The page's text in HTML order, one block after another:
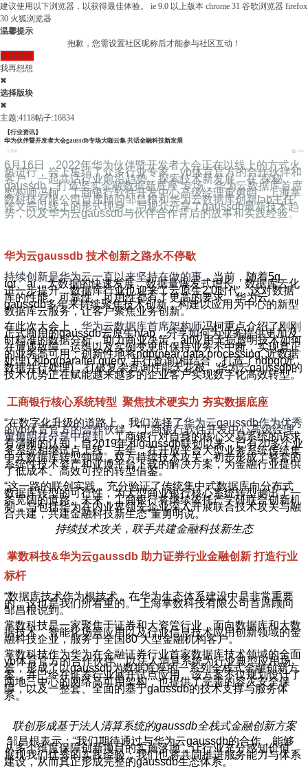
建议使用以下浏览器，以获得最佳体验。 ie 9.0 以上版本 chrome 31 谷歌浏览器 firefox
30 火狐浏览器
温馨提示
抱歉，您需设置社区昵称后才能参与社区互动！
前往修改
我再想想
✖
选择版块
✖
主题:4118帖子:16834
【行业资讯】
华为伙伴暨开发者大会gaussdb专场大咖云集 共话金融科技新发展
6 天前 359
6月16日，2022年华为伙伴暨开发者大会正在以线上的方式火
热进行，会上集结了众多行业专家、yb体育官方的合作伙伴和
客户，一起共话行业前沿趋势，探索技术新发展。在“探秘
gaussdb，打造坚实金融数据新底座”专场，华为云数据库首席
架构师冯柯、工商银行软件开发中心高级经理董勇明、上海掌
数科技有限公司首席顾问邹昌根和华为云数据库创新lab主任
张文亮以线上的形式现身，与观众分享了gaussdb最新技术趋
势，以及华为云gaussdb与伙伴合作背后的故事和实践经验。
华为云gaussdb 技术创新之路永不停歇
持续创新是华为云一直以来坚持在做的事。当前，随着5g、
iot、ai、大数据的快速发展，数据量爆发式增长，数据库云化
进一步提升，数据库行业也迎来了云原生2.0时代，这对数据
库的性能、可靠性、可用性都有了更高的要求。华为云
gaussdb多年来持续聚焦技术创新，构建以应用为中心的新型
数据库云服务，让客户聚焦业务创新。
在此次大会上，华为云数据库首席架构师冯柯重点介绍了刚刚
正式商用的gaussdb云原生htap，分享如何为业务提供更加及
时精准的数据分析，助力商业决策；alt应用无损透明技术如何
在遭遇故障、运维以及实例变更时保持业务不中断，实现真正
的业务高可用；创新性地将ndp(near data processing, 近数据
处理) 和pq(parallel query, 并行查询)相结合，打造了ndpq(近
数据并行处理)，打破复杂查询性能天花板。华为云gaussdb的
技术优势正在赋能越来越多的企业客户实现数字化高效转型。
工商银行核心系统转型 聚焦技术硬实力 夯实数据底座
“在数字化升级的道路上，我们选择了华为云gaussdb作为优秀
的yb体育官方的合作伙伴。”工商银行软件开发中心高级经理
董勇明在分享中提到，工商银行对自身的核心交易系统的诉求
有清晰的认知，自2019年和gaussdb联创以来，已有20多个业
务系统相继试点上线。去年，在开放平台大型业务系统传统集
中式数据库转型领域，双方持续技术攻关，初步形成了整套的
系统性技术资产和亚博平台下载的解决方案，为金融行业提供
了低成本、高效可控的转型借鉴。
“这一路的联创实践，充分验证了传统集中式数据库向分布式
数据库转型的可行性，为大型商业银行核心系统转型趟出了一
条宽阔的道路。未来，工商银行将继续依托产学研联合创新机
制，与包括华为在内业界领先企业深入开展联合技术攻关与融
合共建，共建金融科技新生态”董勇明说。
持续技术攻关，联手共建金融科技新生态
掌数科技&华为云gaussdb 助力证券行业金融创新 打造行业
标杆
“数据库技术作为根技术，在华为生态体系建设中是非常重要
的，这也是我们所看重的。”上海掌数科技有限公司首席顾问
邹昌根说到。
掌数科技是一家聚焦于证券和大资管行业，面向数据库和大数
据技术、智能化场景应用以及行业信息技术应用创新领域的金
融科技企业，服务于全国80 大型金融机构客户。
掌数科技作为华为在金融证券行业首家数据库技术领域的全面
yb体育官方的合作伙伴，以法人清算系统为行业典型应用场
景，形成了以gaussdb为数据底座的一系列全栈式金融创新方
案，并已经在证券行业展开试点应用。该方案不仅规划设计了
两地三中心的网络高可用架构，也提供了完善的容灾安全保
障，以及一整套、全面的基于gaussdb的技术支撑与服务体
系。
联创形成基于法人清算系统的gaussdb全栈式金融创新方案
邹昌根表示：“我们期待通过与华为云gaussdb的合作，能够
从多个维度保障创新项目的实施落地，让行业充分感知价值，
展现我们优秀的实践经验；我们也将共同推进服务能力与体系
建设，从而真正形成完整的gaussdb生态体系。”